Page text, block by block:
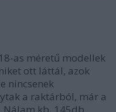
as méretű modellek
ott láttál, azok
nincsenek
a raktárból, már a